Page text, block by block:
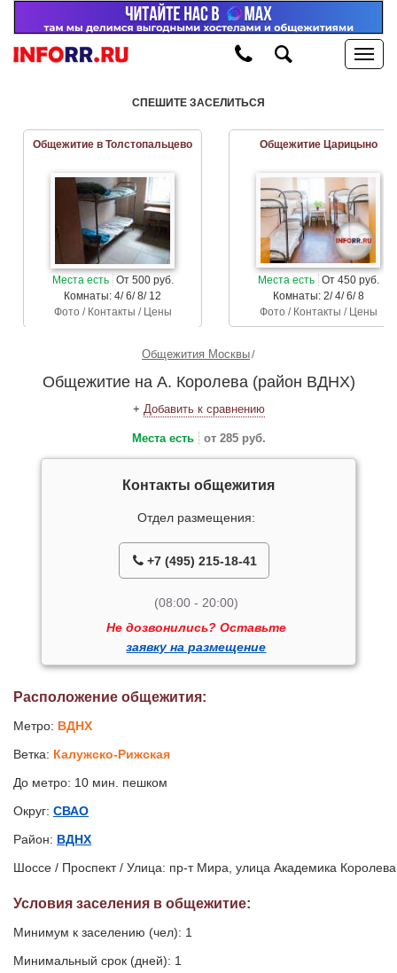
СПЕШИТЕ ЗАСЕЛИТЬСЯ
Общежитие в Толстопальцево
Места есть От 500 руб.
Комнаты: 4/ 6/ 8/ 12
Фото / Контакты / Цены
Общежитие Царицыно
Места есть От 450 руб.
Комнаты: 2/ 4/ 6/ 8
Фото / Контакты / Цены
Общежития Москвы
Общежитие на А. Королева (район ВДНХ)
+ Добавить к сравнению
Места есть от 285 руб.
Контакты общежития
Отдел размещения:
+7 (495) 215-18-41
(08:00 - 20:00)
Не дозвонились? Оставьте
заявку на размещение
Расположение общежития:
Метро: ВДНХ
Ветка: Калужско-Рижская
До метро: 10 мин. пешком
Округ: СВАО
Район: ВДНХ
Шоссе / Проспект / Улица: пр-т Мира, улица Академика Королева
Условия заселения в общежитие:
Минимум к заселению (чел): 1
Минимальный срок (дней): 1